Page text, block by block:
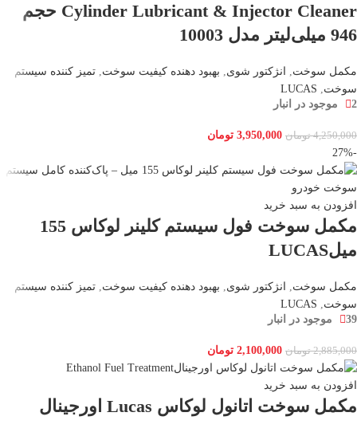
Cylinder Lubricant & Injector Cleaner حجم
946 میلی‌لیتر مدل 10003
مکمل سوخت انژکتور شوی بهبود دهنده کیفیت سوخت تمیز کننده سیستم
سوخت
LUCAS
2 موجود در انبار
4,250,000 تومان 3,950,000 تومان
-27%
افزودن به سبد خرید
مکمل سوخت فول سیستم کلینر لوکاس 155
میلLUCAS
مکمل سوخت انژکتور شوی بهبود دهنده کیفیت سوخت تمیز کننده سیستم
سوخت
LUCAS
39 موجود در انبار
2,885,000 تومان 2,100,000 تومان
افزودن به سبد خرید
مکمل سوخت اتانول لوکاس Lucas اورجینال